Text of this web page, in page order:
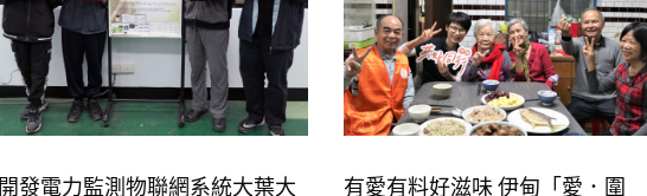
​開發電力監測物聯網系統大葉大
有愛有料好滋味 伊甸「愛．圍